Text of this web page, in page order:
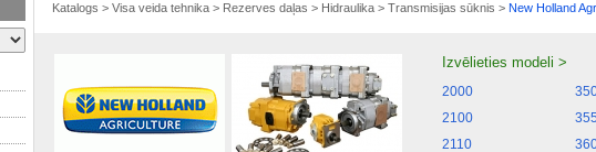
Katalogs > Visa veida tehnika> Rezerves daļas > Hidraulika> Transmisijas sūknis > New Holland
Izvēlieties modeli >
2000
2100
2110